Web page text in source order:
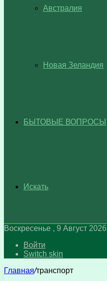
Австралия
Новая Зеландия
БЫТОВЫЕ ВОПРОСЫ
Искать
Воскресенье , 9 Август 2026
Войти
Switch skin
Главная/транспорт